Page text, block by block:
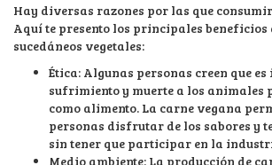
Hay diversas razones por las que
Aquí te presento los principales beneficios
sucedáneos vegetales:
Ética: Algunas personas creen que
sufrimiento y muerte a los animales
como alimento. La carne vegana
personas disfrutar de los sabores y
sin tener que participar en la
Medio ambiente: La producción de